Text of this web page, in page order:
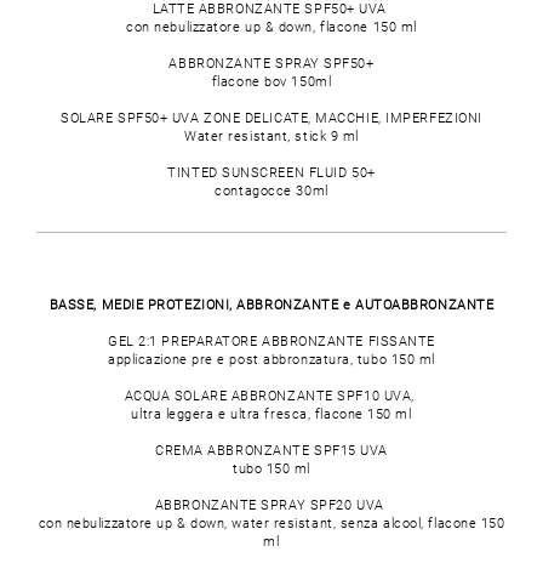
LATTE ABBRONZANTE SPF50+ UVA
con nebulizzatore up & down, flacone 150 ml
ABBRONZANTE SPRAY SPF50+
flacone bov 150ml
SOLARE SPF50+ UVA ZONE DELICATE, MACCHIE, IMPERFEZIONI
Water resistant, stick 9 ml
TINTED SUNSCREEN FLUID 50+
contagocce 30ml
BASSE, MEDIE PROTEZIONI, ABBRONZANTE e AUTOABBRONZANTE
GEL 2:1 PREPARATORE ABBRONZANTE FISSANTE
applicazione pre e post abbronzatura, tubo 150 ml
ACQUA SOLARE ABBRONZANTE SPF10 UVA,
ultra leggera e ultra fresca, flacone 150 ml
CREMA ABBRONZANTE SPF15 UVA
tubo 150 ml
ABBRONZANTE SPRAY SPF20 UVA
con nebulizzatore up & down, water resistant, senza alcool, flacone 150
ml